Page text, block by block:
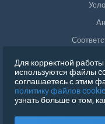
Для корректной
используются файлы
соглашаетесь с этим
политику файлов cookie
узнать больше о том,